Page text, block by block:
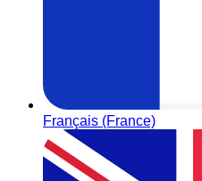
Français (France)